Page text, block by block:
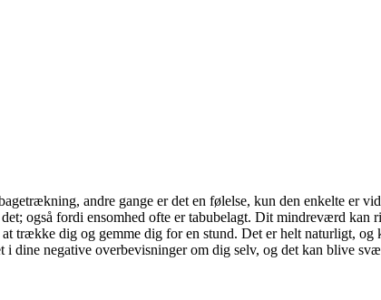
andre gange er det en følelse, kun den enkelte er
også fordi ensomhed ofte er tabubelagt. Dit mindreværd kan
trække dig og gemme dig for en stund. Det er helt naturligt, og
negative overbevisninger om dig selv, og det kan blive